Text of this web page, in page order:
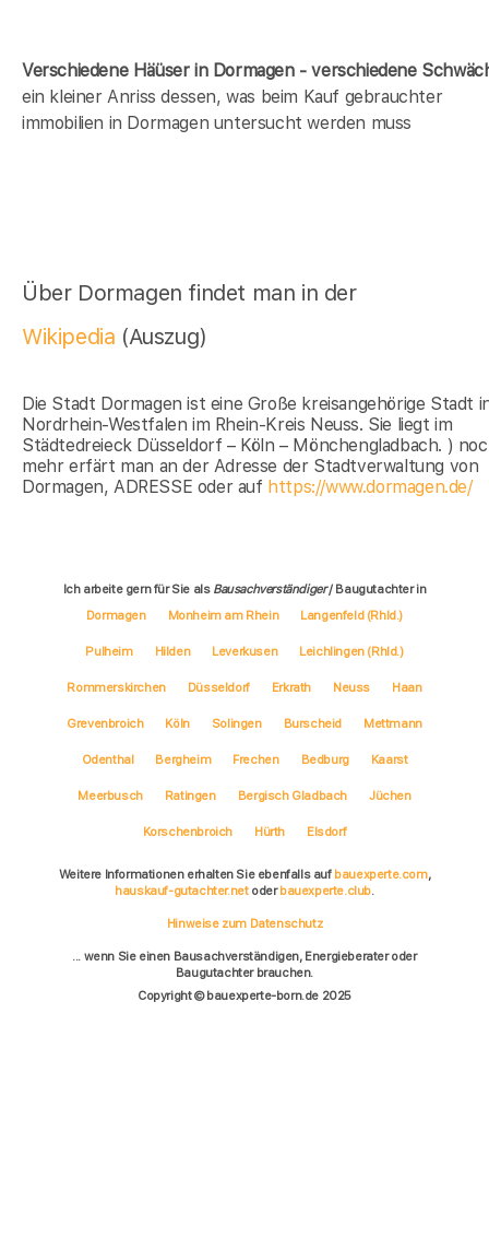
Verschiedene Häüser in Dormagen - verschiedene
ein kleiner Anriss dessen, was beim Kauf gebrauchter
immobilien in Dormagen untersucht werden muss
Über Dormagen findet man in der
Wikipedia (Auszug)
Die Stadt Dormagen ist eine Große kreisangehörige Stadt
Nordrhein-Westfalen im Rhein-Kreis Neuss. Sie liegt im
Städtedreieck Düsseldorf – Köln – Mönchengladbach. )
mehr erfärt man an der Adresse der Stadtverwaltung von
Dormagen, ADRESSE oder auf https://www.dormagen.de/
Ich arbeite gern für Sie als Bausachverständiger/ Baugutachter in
Dormagen
Monheim am Rhein Langenfeld (Rhld.)
Pulheim Hilden Leverkusen Leichlingen (Rhld.)
Rommerskirchen Düsseldorf Erkrath Neuss Haan
Grevenbroich Köln Solingen Burscheid Mettmann
Odenthal Bergheim Frechen Bedburg Kaarst
Meerbusch Ratingen Bergisch Gladbach Jüchen
Korschenbroich Hürth Elsdorf
Weitere Informationen erhalten Sie ebenfalls auf bauexperte.com,
hauskauf-gutachter.netoderbauexperte.club.
Hinweise zum Datenschutz
... wenn Sie einen Bausachverständigen, Energieberater oder
Baugutachter brauchen.
Copyright © bauexperte-born.de 2025